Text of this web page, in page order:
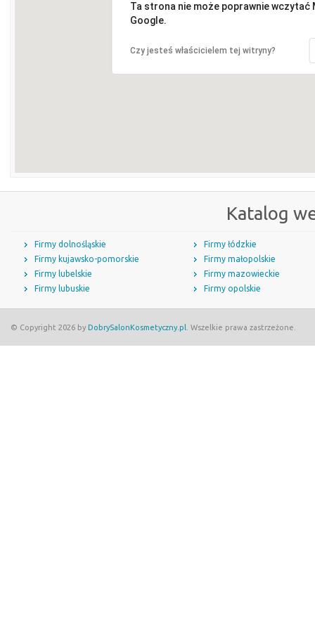
Ta strona nie może poprawnie wczytać
Google.
Czy jesteś właścicielem tej witryny?
Katalog
Firmy dolnośląskie
Firmy kujawsko-pomorskie
Firmy lubelskie
Firmy lubuskie
Firmy łódzkie
Firmy małopolskie
Firmy mazowieckie
Firmy opolskie
© Copyright 2026 by DobrySalonKosmetyczny.pl . Wszelkie prawa zastrzeżone.